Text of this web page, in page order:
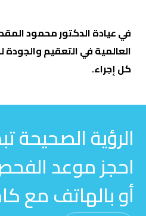
في عيادة الدكتور محمود
العالمية في التعقيم
كل إجراء.
الرؤية الصحيحة
احجز موعد
أو بالهاتف مع